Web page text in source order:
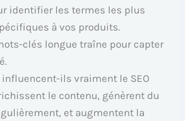
identifier les termes les plus
à vos produits.
clés longue traîne pour capter
ils vraiment le SEO
le contenu, génèrent du
et augmentent la